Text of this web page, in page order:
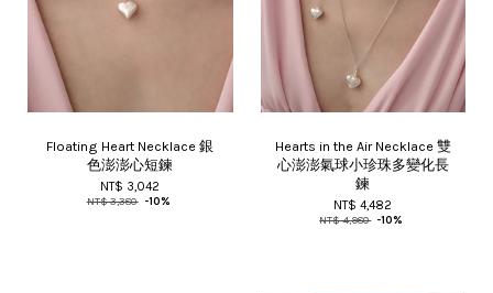
Floating Heart Necklace 銀
色澎澎心短鍊
NT$ 3,042
NT$ 3,380 -10%
Hearts in the Air Necklace 雙
心澎澎氣球小珍珠多變化長
鍊
NT$ 4,482
NT$ 4,980 -10%